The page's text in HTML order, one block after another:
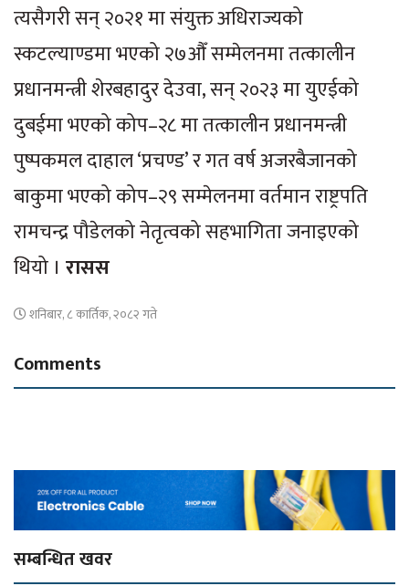
त्यसैगरी सन् २०२१ मा संयुक्त अधिराज्यको
स्कटल्याण्डमा भएको २७औँ सम्मेलनमा तत्कालीन
प्रधानमन्त्री शेरबहादुर देउवा, सन् २०२३ मा युएईको
दुबईमा भएको कोप–२८ मा तत्कालीन प्रधानमन्त्री
पुष्पकमल दाहाल ‘प्रचण्ड’ र गत वर्ष अजरबैजानको
बाकुमा भएको कोप–२९ सम्मेलनमा वर्तमान राष्ट्रपति
रामचन्द्र पौडेलको नेतृत्वको सहभागिता जनाइएको
थियो । रासस
शनिबार, ८ कार्तिक, २०८२ गते
Comments
सम्बन्धित खवर